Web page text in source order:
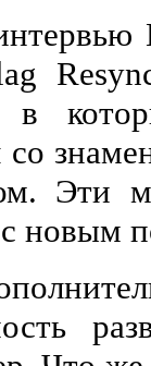
в
со
Эти
с новым